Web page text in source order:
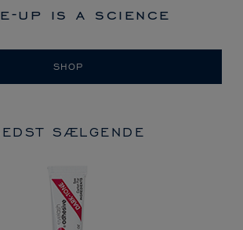
up is a science
SHOP
SÆLGENDE